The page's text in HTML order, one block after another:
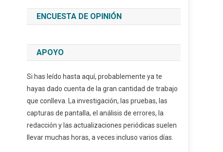
ENCUESTA DE OPINIÓN
APOYO
Si has leído hasta aquí, probablemente ya te
hayas dado cuenta de la gran cantidad de trabajo
que conlleva. La investigación, las pruebas, las
capturas de pantalla, el análisis de errores, la
redacción y las actualizaciones periódicas suelen
llevar muchas horas, a veces incluso varios días.